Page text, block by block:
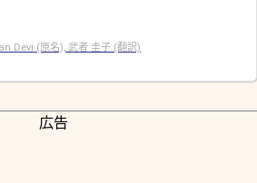
Devi (原名), 武者 圭子 (翻訳)
広告